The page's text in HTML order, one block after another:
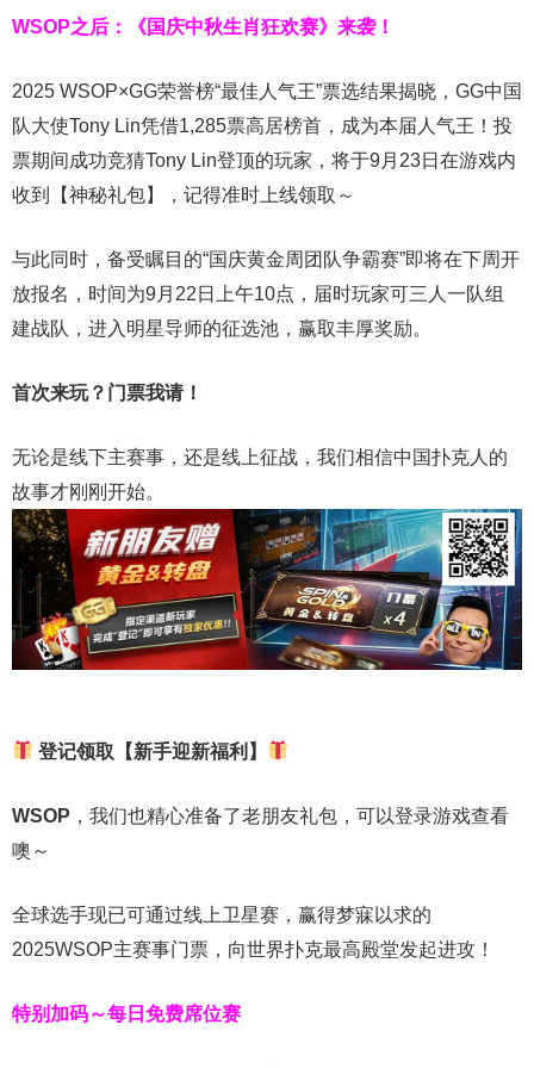
WSOP之后：《国庆中秋生肖狂欢赛》来袭！
2025 WSOP×GG荣誉榜“最佳人气王”票选结果揭晓，GG中国
队大使Tony Lin凭借1,285票高居榜首，成为本届人气王！投
票期间成功竞猜Tony Lin登顶的玩家，将于9月23日在游戏内
收到【神秘礼包】，记得准时上线领取～
与此同时，备受瞩目的“国庆黄金周团队争霸赛”即将在下周开
放报名，时间为9月22日上午10点，届时玩家可三人一队组
建战队，进入明星导师的征选池，赢取丰厚奖励。
首次来玩？门票我请！
无论是线下主赛事，还是线上征战，我们相信中国扑克人的
故事才刚刚开始。
登记领取【新手迎新福利】
WSOP ，我们也精心准备了老朋友礼包，可以登录游戏查看
噢～
全球选手现已可通过线上卫星赛，赢得梦寐以求的
2025WSOP主赛事门票，向世界扑克最高殿堂发起进攻！
特别加码～每日免费席位赛